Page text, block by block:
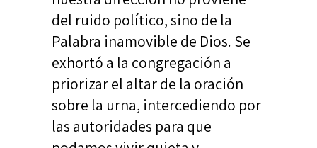
del ruido político, sino de la
Palabra inamovible de Dios. Se
exhortó a la congregación a
priorizar el altar de la oración
sobre la urna, intercediendo por
las autoridades para que